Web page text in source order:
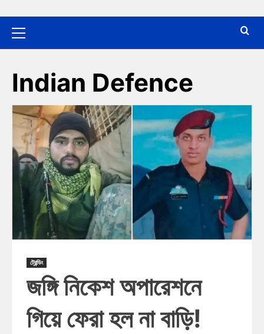
Indian Defence
ট্রেন্ডিং
জঙ্গি নিকেশ অপারেশনে
গিয়ে ফেরা হল না বাড়ি!